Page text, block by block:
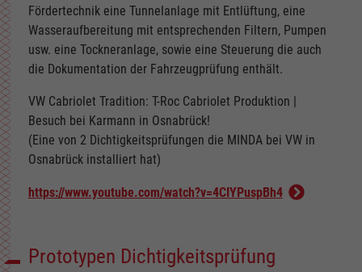
Fördertechnik eine Tunnelanlage mit Entlüftung, eine
Wasseraufbereitung mit entsprechenden Filtern, Pumpen
usw. eine Tockneranlage, sowie eine Steuerung die auch
die Dokumentation der Fahrzeugprüfung enthält.
VW Cabriolet Tradition: T-Roc Cabriolet Produktion |
Besuch bei Karmann in Osnabrück!
(Eine von 2 Dichtigkeitsprüfungen die MINDA bei VW in
Osnabrück installiert hat)
https://www.youtube.com/watch?v=4CIYPuspBh4
Prototypen Dichtigkeitsprüfung